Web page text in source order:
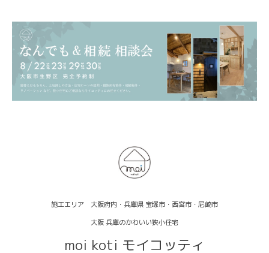
施工エリア 大阪府内・兵庫県 宝塚市・西宮市・尼崎市
大阪 兵庫のかわいい狭小住宅
moi koti モイコッティ